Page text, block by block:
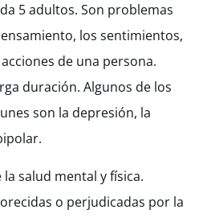
5 adultos. Son problemas
los sentimientos,
de una persona.
duración. Algunos de los
son la depresión, la
salud mental y física.
o perjudicadas por la